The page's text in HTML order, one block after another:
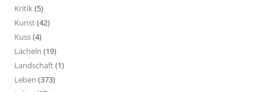
Kritik(5)
Kunst(42)
Kuss(4)
Lächeln (19)
Landschaft(1)
Leben (373)